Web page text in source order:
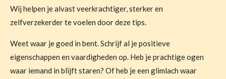
Wij helpen je alvast veerkrachtiger, sterker en
zelfverzekerder te voelen door deze tips.
Weet waar je goed in bent. Schrijf al je positieve
eigenschappen en vaardigheden op. Heb je prachtige ogen
waar iemand in blijft staren? Of heb je een glimlach waar